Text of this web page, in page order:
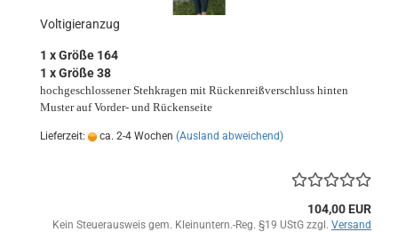
Voltigieranzug
1 x Größe 164
1 x Größe 38
hochgeschlossener Stehkragen mit Rückenreißverschluss hinten
Muster auf Vorder- und Rückenseite
Lieferzeit: ca. 2-4 Wochen (Ausland abweichend)
104,00 EUR
Kein Steuerausweis gem. Kleinuntern.-Reg. §19 UStG zzgl. Versand